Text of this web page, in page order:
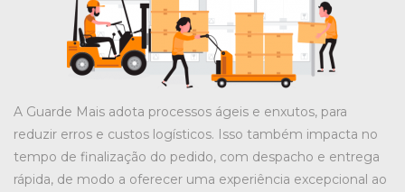
A Guarde Mais adota processos ágeis e enxutos, para
reduzir erros e custos logísticos. Isso também impacta no
tempo de finalização do pedido, com despacho e entrega
rápida, de modo a oferecer uma experiência excepcional ao